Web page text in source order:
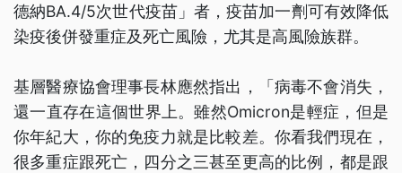
德納BA.4/5次世代疫苗」者，疫苗加一劑可有效降低
染疫後併發重症及死亡風險，尤其是高風險族群。
基層醫療協會理事長林應然指出，「病毒不會消失，
還一直存在這個世界上。雖然Omicron是輕症，但是
你年紀大，你的免疫力就是比較差。你看我們現在，
很多重症跟死亡，四分之三甚至更高的比例，都是跟